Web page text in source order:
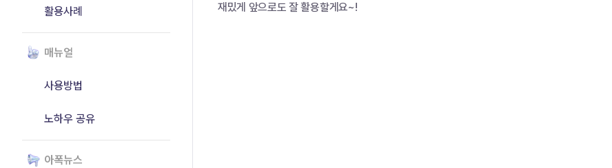
활용사례
매뉴얼
사용방법
노하우 공유
아폭뉴스
재밌게 앞으로도 잘 활용할게요~!